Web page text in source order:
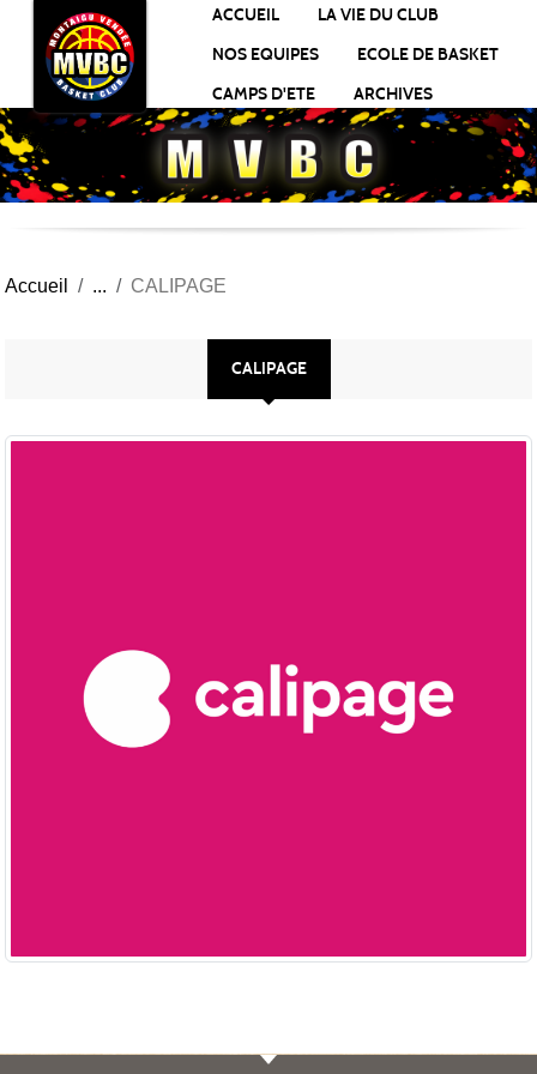
ACCUEIL
LA VIE DU CLUB
NOS EQUIPES
ECOLE DE BASKET
CAMPS D'ETE
ARCHIVES
Accueil CALIPAGE
CALIPAGE
Panneau de gestion des cookies